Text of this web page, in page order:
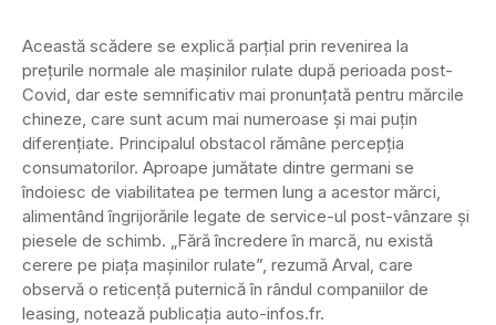
Această scădere se explică parțial prin revenirea la
prețurile normale ale mașinilor rulate după perioada post-
Covid, dar este semnificativ mai pronunțată pentru mărcile
chineze, care sunt acum mai numeroase și mai puțin
diferențiate. Principalul obstacol rămâne percepția
consumatorilor. Aproape jumătate dintre germani se
îndoiesc de viabilitatea pe termen lung a acestor mărci,
alimentând îngrijorările legate de service-ul post-vânzare și
piesele de schimb. „Fără încredere în marcă, nu există
cerere pe piața mașinilor rulate”, rezumă Arval, care
observă o reticență puternică în rândul companiilor de
leasing, notează publicația auto-infos.fr.